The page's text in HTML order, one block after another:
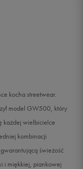
Powiadom o dostępności
Powiadom o dostępności
kocha streetwear.
model GW500, który
każdej wielbicielce
kombinacji
świeżość
i miękkiej, piankowej